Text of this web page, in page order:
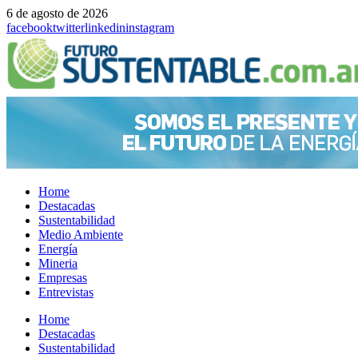
6 de agosto de 2026
facebooktwitterlinkedininstagram
Home
Destacadas
Sustentabilidad
Medio Ambiente
Energía
Mineria
Empresas
Entrevistas
Menu
Home
Destacadas
Sustentabilidad